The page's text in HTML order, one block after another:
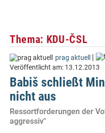
Thema: KDU-ČSL
prag aktuell |
Veröffentlicht am: 13.12.2013
Babiš schließt
nicht aus
Ressortforderungen der
aggressiv"